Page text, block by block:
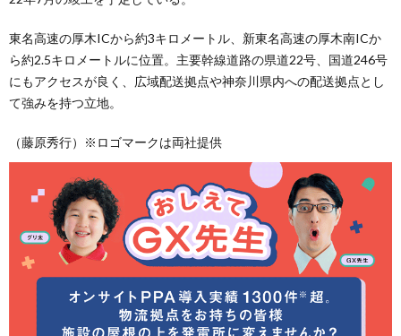
東名高速の厚木ICから約3キロメートル、新東名高速の厚木南ICか
ら約2.5キロメートルに位置。主要幹線道路の県道22号、国道246号
にもアクセスが良く、広域配送拠点や神奈川県内への配送拠点とし
て強みを持つ立地。
（藤原秀行）※ロゴマークは両社提供